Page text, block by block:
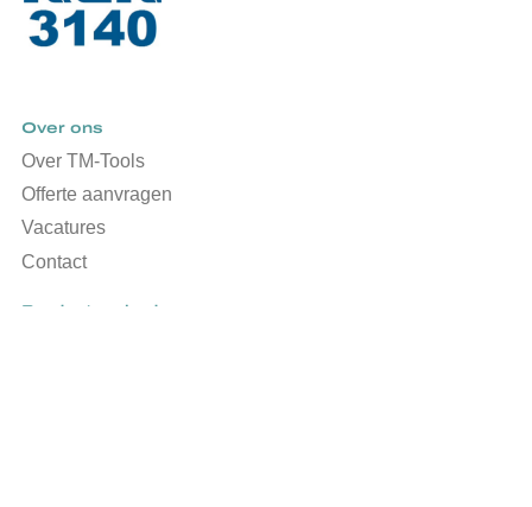
Over ons
Over TM-Tools
Offerte aanvragen
Vacatures
Contact
Productaanbod